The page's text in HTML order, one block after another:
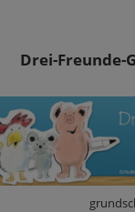
Drei-Freunde-